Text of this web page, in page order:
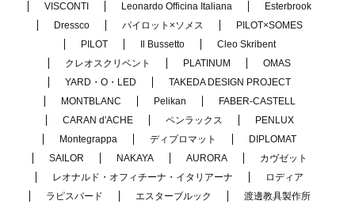
VISCONTI Leonardo Officina Italiana
Esterbrook
Dressco
パイロット×ソメス
PILOT×SOMES
PILOT
Il Bussetto
Cleo Skribent
クレオスクリベント
PLATINUM
OMAS
YARD・O・LED
TAKEDA DESIGN PROJECT
MONTBLANC
Pelikan
FABER-CASTELL
CARAN d'ACHE
ペンラックス
PENLUX
Montegrappa
ディプロマット
DIPLOMAT
SAILOR
NAKAYA AURORA
カヴゼット
レオナルド・オフィチーナ・イタリアーナ
ロディア
ラピスバード
エスターブルック
渡邊教具製作所